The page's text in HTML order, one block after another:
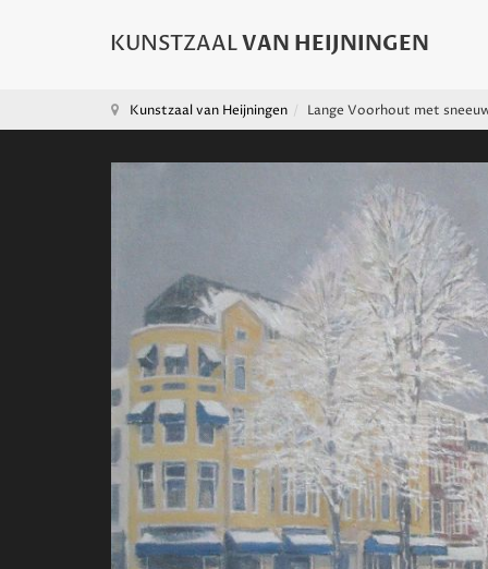
Kunstzaal van Heijningen Lange Voorhout met